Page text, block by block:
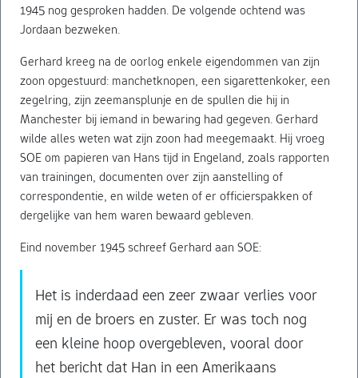
1945 nog gesproken hadden. De volgende ochtend was
Jordaan bezweken.
Gerhard kreeg na de oorlog enkele eigendommen van zijn
zoon opgestuurd: manchetknopen, een sigarettenkoker, een
zegelring, zijn zeemansplunje en de spullen die hij in
Manchester bij iemand in bewaring had gegeven. Gerhard
wilde alles weten wat zijn zoon had meegemaakt. Hij vroeg
SOE om papieren van Hans tijd in Engeland, zoals rapporten
van trainingen, documenten over zijn aanstelling of
correspondentie, en wilde weten of er officierspakken of
dergelijke van hem waren bewaard gebleven.
Eind november 1945 schreef Gerhard aan SOE:
Het is inderdaad een zeer zwaar verlies voor
mij en de broers en zuster. Er was toch nog
een kleine hoop overgebleven, vooral door
het bericht dat Han in een Amerikaans